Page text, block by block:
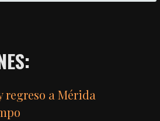
regreso a Mérida